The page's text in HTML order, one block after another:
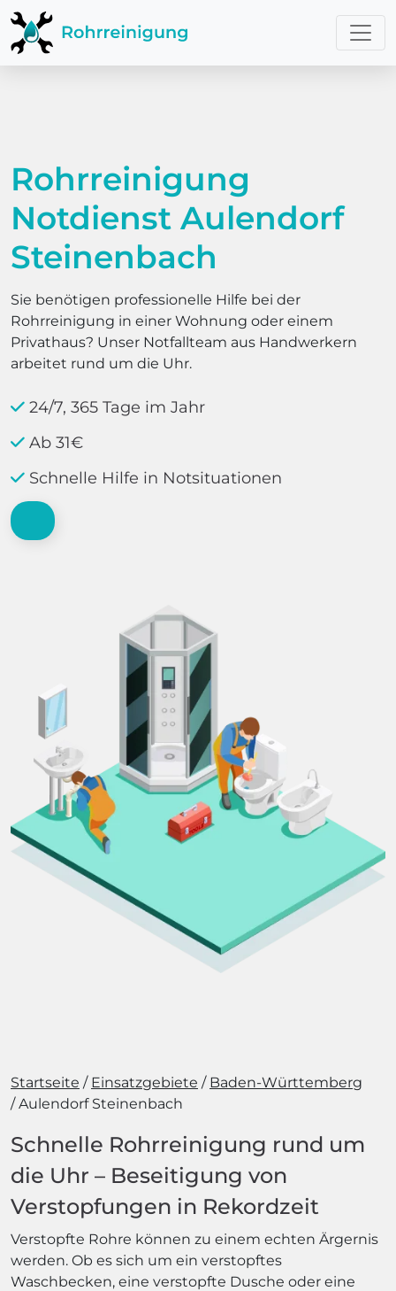
Rohrreinigung
Notdienst Aulendorf
Steinenbach
Sie benötigen professionelle Hilfe bei der
Rohrreinigung in einer Wohnung oder einem
Privathaus? Unser Notfallteam aus Handwerkern
arbeitet rund um die Uhr.
24/7, 365 Tage im Jahr
Ab 31€
Schnelle Hilfe in Notsituationen
Startseite Einsatzgebiete
Baden-Württemberg
Aulendorf Steinenbach
Schnelle Rohrreinigung rund um
die Uhr – Beseitigung von
Verstopfungen in Rekordzeit
Verstopfte Rohre können zu einem echten Ärgernis
werden. Ob es sich um ein verstopftes
Waschbecken, eine verstopfte Dusche oder eine